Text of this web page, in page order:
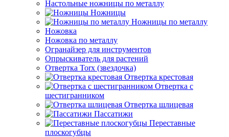
Настольные ножницы по металлу
Ножницы
Ножницы по металлу
Ножовка
Ножовка по металлу
Огранайзер для инструментов
Опрыскиватель для растений
Отвертка Torx (звездочка)
Отвертка крестовая
Отвертка с
шестигранником
Отвертка шлицевая
Пассатижи
Переставные
плоскогубцы